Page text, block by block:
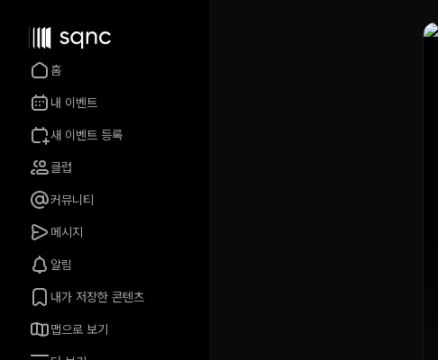
홈
내 이벤트
새 이벤트 등록
클럽
커뮤니티
메시지
알림
내가 저장한 콘텐츠
맵으로 보기